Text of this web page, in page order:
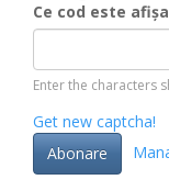
Ce cod este
Enter the characters
Get new captcha!
Abonare